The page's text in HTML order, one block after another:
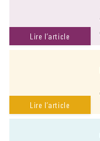
Lire l’article
Lire l’article